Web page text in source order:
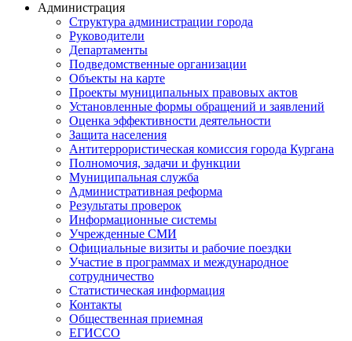
Администрация
Структура администрации города
Руководители
Департаменты
Подведомственные организации
Объекты на карте
Проекты муниципальных правовых актов
Установленные формы обращений и заявлений
Оценка эффективности деятельности
Защита населения
Антитеррористическая комиссия города Кургана
Полномочия, задачи и функции
Муниципальная служба
Административная реформа
Результаты проверок
Информационные системы
Учрежденные СМИ
Официальные визиты и рабочие поездки
Участие в программах и международное
сотрудничество
Статистическая информация
Контакты
Общественная приемная
ЕГИССО